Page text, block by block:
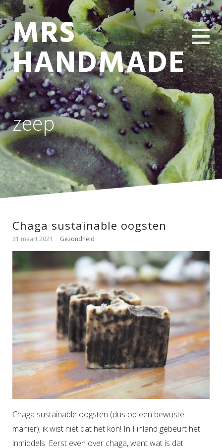
MRS
HANDMADE
zeep
Chaga sustainable oogsten
31 maart 2021 Gezondheid
Chaga sustainable oogsten (dus op een bewuste
manier), ik wist niet dat het kon! In Finland gebeurt het
inmiddels. Eerst even over chaga, want wat ís dat